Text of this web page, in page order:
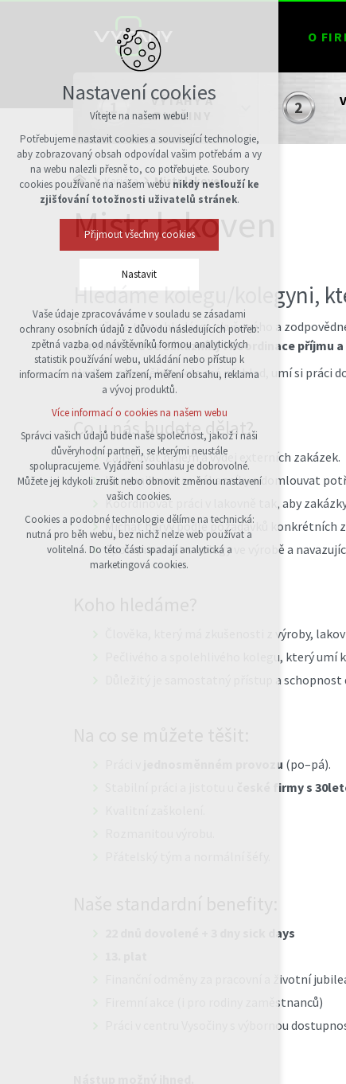
O
VÝTAHY A
PLOŠINY
Kariéra Mistr lakoven
Mistr lakoven
Hledáme kolegu/kolegyni,
Do našeho týmu hledáme zkušeného a
komunikace se zákazníky i koordinace příjmu
Hodí se nám někdo, kdo má přehled, umí si práci
Co u nás budete dělat?
Zajišťovat příjem a výdej externích zakázek.
Komunikovat se zákazníky a domlouvat
Koordinovat práci v lakovně tak, aby
Míchat barvy podle požadavků konkrétních
Spolupracovat s kolegy ve výrobě a
Člověka, který má zkušenosti z výroby,
Pečlivého a spolehlivého kolegu, který umí
Důležitý je samostatný přístup a
jednosměnném provozu (po–pá).
české firmy s
22 dnů dovolené + 3 dny sick days
Finanční odměny za pracovní a životní
Firemní akce (i pro rodiny zaměstnanců)
Práci v centru Vysočiny s výbornou
Nastavení cookies
Vítejte na našem webu!
Potřebujeme nastavit cookies a související technologie,
aby zobrazovaný obsah odpovídal vašim potřebám a vy
na webu nalezli přesně to, co potřebujete. Soubory
cookies používané na našem webu nikdy neslouží ke
zjišťování totožnosti uživatelů stránek.
Přijmout všechny cookies
Nastavit
Technická cookies
nutná pro provozování webu
udržení kontextu stránek (session): případná
přihlášení, volby jazyka, apod.
analytická pro anonymizované vyhodnocení
návštěvnosti
marketingová cookies (Google)
Více informací o cookies na našem webu
Přijmout všechny cookies
Odmítnout vše
Vaše údaje zpracováváme v souladu se zásadami
ochrany osobních údajů z důvodu následujících potřeb:
zpětná vazba od návštěvníků formou analytických
statistik používání webu, ukládání nebo přístup k
informacím na vašem zařízení, měření obsahu, reklama
a vývoj produktů.
Více informací o cookies na našem webu
Správci vašich údajů bude naše společnost, jakož i naši
důvěryhodní partneři, se kterými neustále
spolupracujeme. Vyjádření souhlasu je dobrovolné.
Můžete jej kdykoli zrušit nebo obnovit změnou nastavení
vašich cookies.
Cookies a podobné technologie dělíme na technická:
nutná pro běh webu, bez nichž nelze web používat a
volitelná. Do této části spadají analytická a
marketingová cookies.